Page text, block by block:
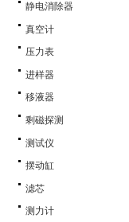
静电消除器
真空计
压力表
进样器
移液器
剩磁探测
测试仪
摆动缸
滤芯
测力计